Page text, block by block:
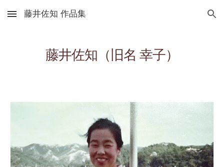
Skip to main content Skip to navigation
藤井佐知 作品集
藤井佐知（旧名 幸子）